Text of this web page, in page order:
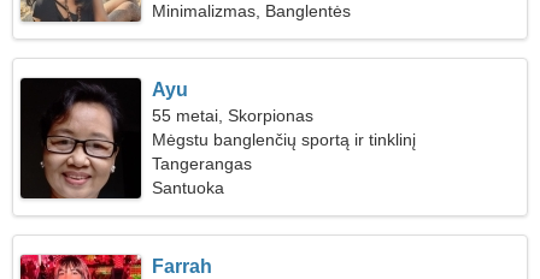
Minimalizmas, Banglentės
Ayu
55 metai, Skorpionas
Mėgstu banglenčių sportą ir tinklinį
Tangerangas
Santuoka
Farrah